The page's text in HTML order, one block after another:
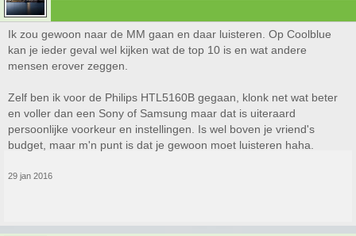
Ik zou gewoon naar de MM gaan en daar luisteren. Op Coolblue
kan je ieder geval wel kijken wat de top 10 is en wat andere
mensen erover zeggen.
Zelf ben ik voor de Philips HTL5160B gegaan, klonk net wat beter
en voller dan een Sony of Samsung maar dat is uiteraard
persoonlijke voorkeur en instellingen. Is wel boven je vriend's
budget, maar m'n punt is dat je gewoon moet luisteren haha.
29 jan 2016